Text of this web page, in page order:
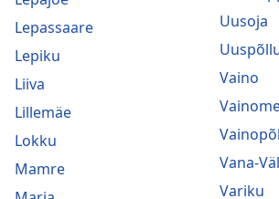
Lepassaare
Lepiku
Liiva
Lillemäe
Lokku
Mamre
Uusoja
Vaino
Vana-
Variku